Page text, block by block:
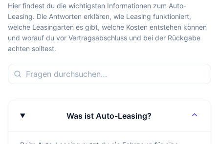
Hier findest du die wichtigsten Informationen zum Auto-
Leasing. Die Antworten erklären, wie Leasing funktioniert,
welche Leasingarten es gibt, welche Kosten entstehen können
und worauf du vor Vertragsabschluss und bei der Rückgabe
achten solltest.
Was ist Auto-Leasing?